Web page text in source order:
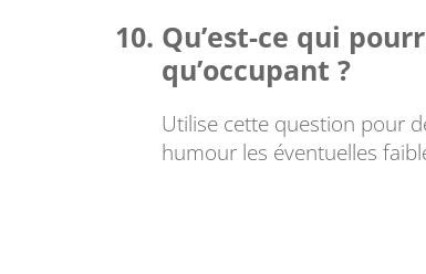
Qu’est-ce qui
qu’occupant ?
Utilise cette question pour
humour les éventuelles